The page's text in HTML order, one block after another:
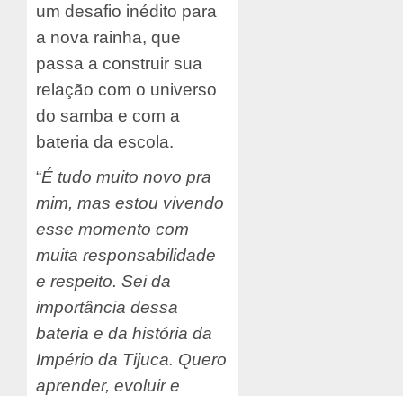
um desafio inédito para
a nova rainha, que
passa a construir sua
relação com o universo
do samba e com a
bateria da escola.
“É tudo muito novo pra
mim, mas estou vivendo
esse momento com
muita responsabilidade
e respeito. Sei da
importância dessa
bateria e da história da
Império da Tijuca. Quero
aprender, evoluir e